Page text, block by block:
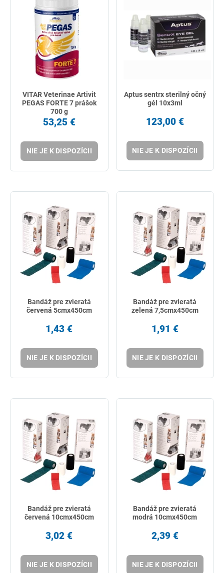
VITAR Veterinae Artivit
PEGAS FORTE 7 prášok
700 g
53,25 €
NIE JE K DISPOZÍCII
Aptus sentrx sterilný očný
gél 10x3ml
123,00 €
NIE JE K DISPOZÍCII
Bandáž pre zvieratá
červená 5cmx450cm
1,43 €
NIE JE K DISPOZÍCII
Bandáž pre zvieratá
zelená 7,5cmx450cm
1,91 €
NIE JE K DISPOZÍCII
Bandáž pre zvieratá
červená 10cmx450cm
3,02 €
NIE JE K DISPOZÍCII
Bandáž pre zvieratá
modrá 10cmx450cm
2,39 €
NIE JE K DISPOZÍCII